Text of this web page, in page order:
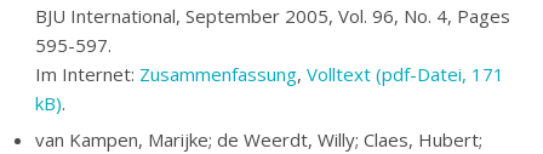
BJU International, September 2005, Vol. 96, No. 4, Pages
595-597.
Im Internet: Zusammenfassung, Volltext (pdf-Datei, 171
kB).
van Kampen, Marijke; de Weerdt, Willy; Claes, Hubert;